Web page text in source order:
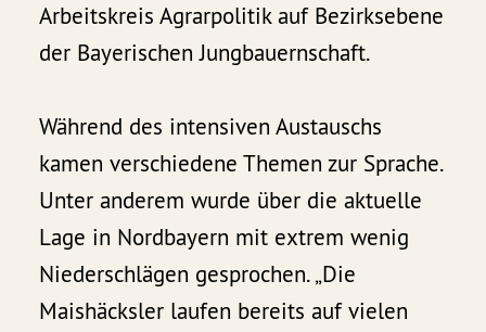
Arbeitskreis Agrarpolitik auf Bezirksebene
der Bayerischen Jungbauernschaft.
Während des intensiven Austauschs
kamen verschiedene Themen zur Sprache.
Unter anderem wurde über die aktuelle
Lage in Nordbayern mit extrem wenig
Niederschlägen gesprochen. „Die
Maishäcksler laufen bereits auf vielen